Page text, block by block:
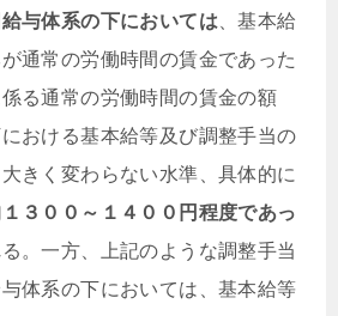
給与体系の下においては 、基本給
通常の労働時間の賃金であった
る通常の労働時間の賃金の額
おける基本給等及び調整手当の
きく変わらない水準、具体的に
３００～１４００円程度であっ
。一方、上記のような調整手当
体系の下においては、基本給等